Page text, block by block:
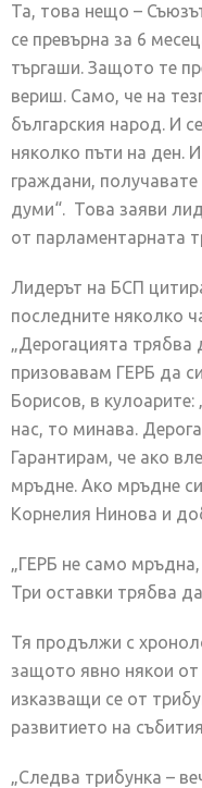
Та, това нещо –
се превърна за 6
търгаши. Защото те
вериш. Само, че на
българския народ. И
няколко пъти на ден.
граждани,
думи“. Това заяви
от парламентарната
Лидерът на БСП
последните няколко
„Дерогацията трябва
призовавам ГЕРБ да
Борисов, в
нас, то минава.
Гарантирам, че ако
мръдне. Ако мръдне
Корнелия Нинова и
„ГЕРБ не само
Три оставки трябва
Тя продължи с
защото явно някои
изказващи се от
развитието на
„Следва трибунка –